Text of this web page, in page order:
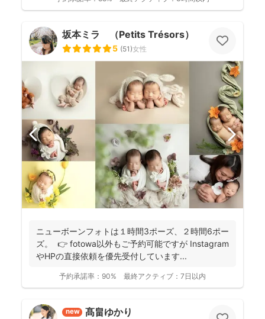
坂本ミラ （Petits Trésors）
5 (51)女性
ニューボーンフォトは１時間3ポーズ、２時間6ポー
ズ。 👉 fotowa以外もご予約可能ですが Instagram
やHPの直接依頼を優先受付しています...
予約承諾率： 90% 最終アクティブ： 7日以内
new 髙畠ゆかり